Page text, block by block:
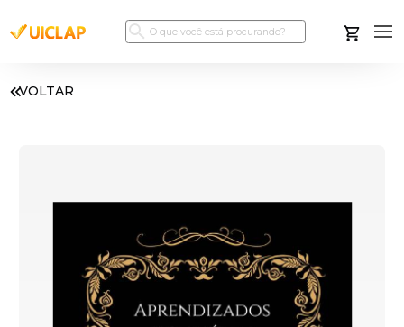
VOLTAR